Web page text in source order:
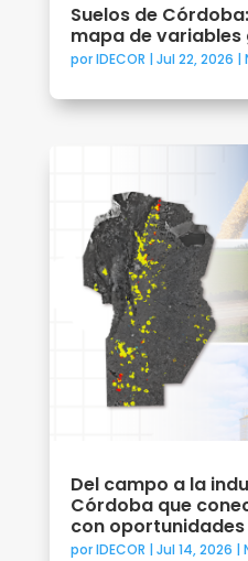
Suelos de
mapa de
porIDECOR | Jul 22, 2026 |
Del campo a la
Córdoba que
con
porIDECOR | Jul 14, 2026 |